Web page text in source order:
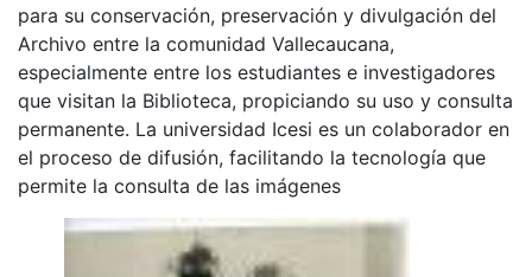
para su conservación, preservación y divulgación del
Archivo entre la comunidad Vallecaucana,
especialmente entre los estudiantes e investigadores
que visitan la Biblioteca, propiciando su uso y consulta
permanente. La universidad Icesi es un colaborador en
el proceso de difusión, facilitando la tecnología que
permite la consulta de las imágenes